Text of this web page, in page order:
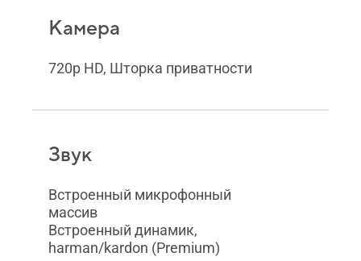
Камера
720p HD, Шторка приватности
Звук
Встроенный микрофонный
массив
Встроенный динамик,
harman/kardon (Premium)